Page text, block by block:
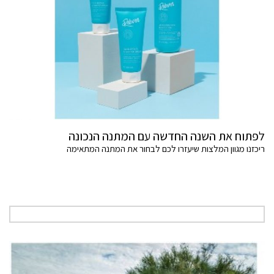
לפתוח את השנה החדשה עם המתנה הנכונה
ריכזנו מגוון המלצות שיעזרו לכם לבחור את המתנה המתאימה